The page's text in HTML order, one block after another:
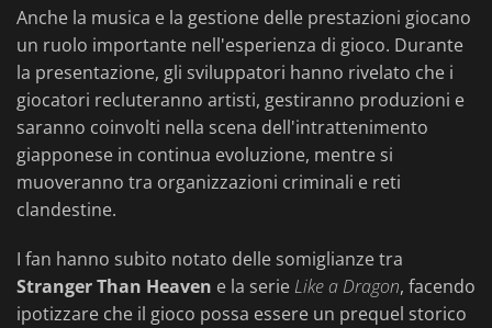
Anche la musica e la gestione delle prestazioni giocano
un ruolo importante nell'esperienza di gioco. Durante
la presentazione, gli sviluppatori hanno rivelato che i
giocatori recluteranno artisti, gestiranno produzioni e
saranno coinvolti nella scena dell'intrattenimento
giapponese in continua evoluzione, mentre si
muoveranno tra organizzazioni criminali e reti
clandestine.
I fan hanno subito notato delle somiglianze tra
Stranger Than Heaven e la serieLike a Dragon, facendo
ipotizzare che il gioco possa essere un prequel storico